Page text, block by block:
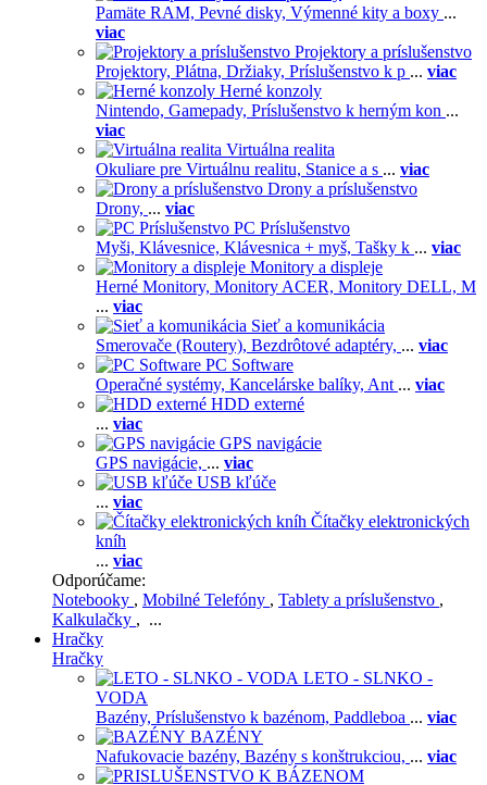
Pamäte RAM, Pevné disky, Výmenné kity a boxy ...
viac
Projektory a príslušenstvo
Projektory, Plátna, Držiaky, Príslušenstvo k p ... viac
Herné konzoly
Nintendo, Gamepady, Príslušenstvo k herným kon ...
viac
Virtuálna realita
Okuliare pre Virtuálnu realitu, Stanice a s ... viac
Drony a príslušenstvo
Drony, ... viac
PC Príslušenstvo
Myši, Klávesnice, Klávesnica + myš, Tašky k ... viac
Monitory a displeje
Herné Monitory, Monitory ACER, Monitory DELL, M
... viac
Sieť a komunikácia
Smerovače (Routery), Bezdrôtové adaptéry, ... viac
PC Software
Operačné systémy, Kancelárske balíky, Ant ... viac
HDD externé
... viac
GPS navigácie
GPS navigácie, ... viac
USB kľúče
... viac
Čítačky elektronických
kníh
... viac
Odporúčame:
Notebooky , Mobilné Telefóny , Tablety a príslušenstvo ,
Kalkulačky , ...
Hračky
Hračky
LETO - SLNKO -
VODA
Bazény, Príslušenstvo k bazénom, Paddleboa ... viac
BAZÉNY
Nafukovacie bazény, Bazény s konštrukciou, ... viac